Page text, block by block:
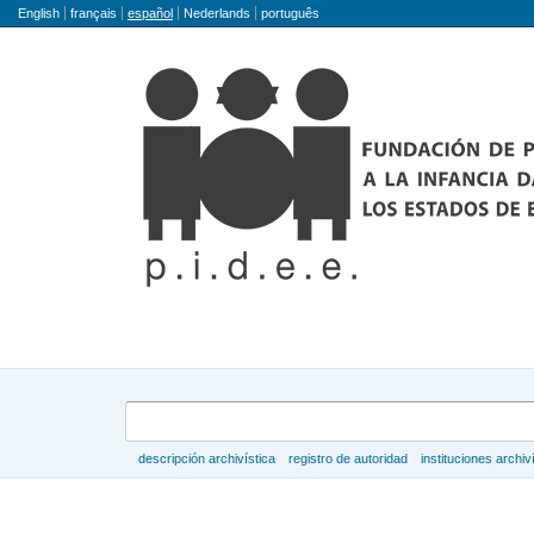
Idioma
English français español Nederlands português
descripción archivística registro de autoridad instituciones